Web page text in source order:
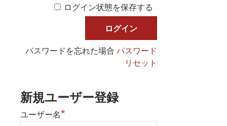
ログイン状態を保存する
パスワードを忘れた場合パスワード
リセット
新規ユーザー登録
ユーザー名*